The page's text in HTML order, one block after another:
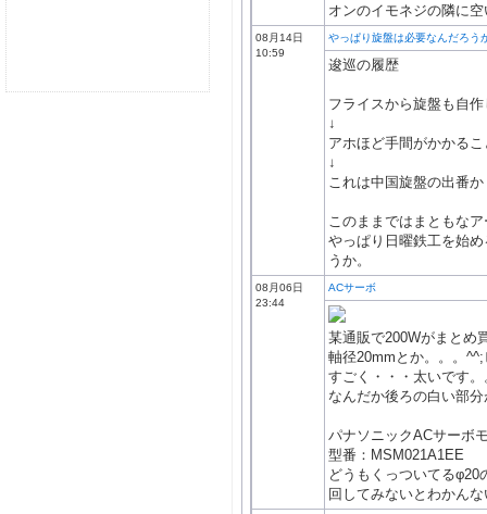
オンのイモネジの隣に
08月14日
10:59
やっぱり旋盤は必要なんだろう
逡巡の履歴
フライスから旋盤も自
↓
アホほど手間がかかる
↓
これは中国旋盤の出番
このままではまともな
やっぱり日曜鉄工を始
うか。
08月06日
23:44
ACサーボ
某通販で200Wがまとめ
軸径20mmとか。。。
すごく・・・太いです。
なんだか後ろの白い部
パナソニックACサーボ
型番：MSM021A1EE
どうもくっついてるφ20
回してみないとわかん